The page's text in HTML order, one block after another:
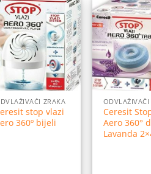
Dodaj
na
listu
želja
ZRAKA
stop vlazi
360º bijeli
ODVLAŽIVAČI
Ceresit
Aero 360°
Lavanda